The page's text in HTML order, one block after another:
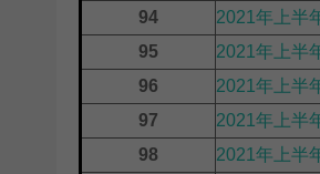
94
2021年上半
95
2021年上半
96
2021年上半
97
2021年上半
98
2021年上半